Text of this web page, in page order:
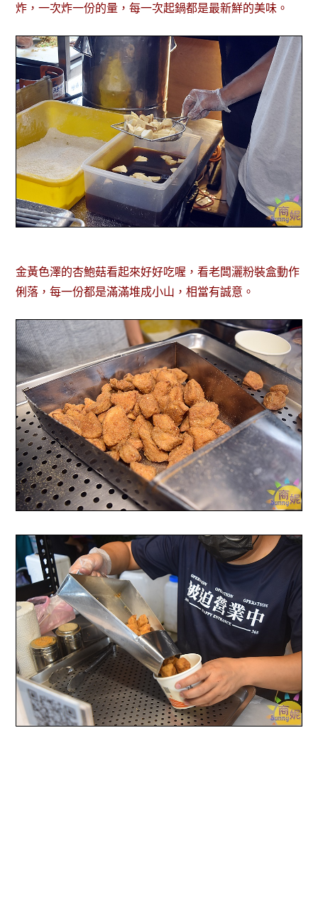
炸，一次炸一份的量，每一次起鍋都是最新鮮的美味。
金黃色澤的杏鮑菇看起來好好吃喔，看老闆灑粉裝盒動作
俐落，每一份都是滿滿堆成小山，相當有誠意。